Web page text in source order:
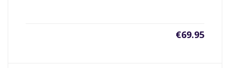
€69.95